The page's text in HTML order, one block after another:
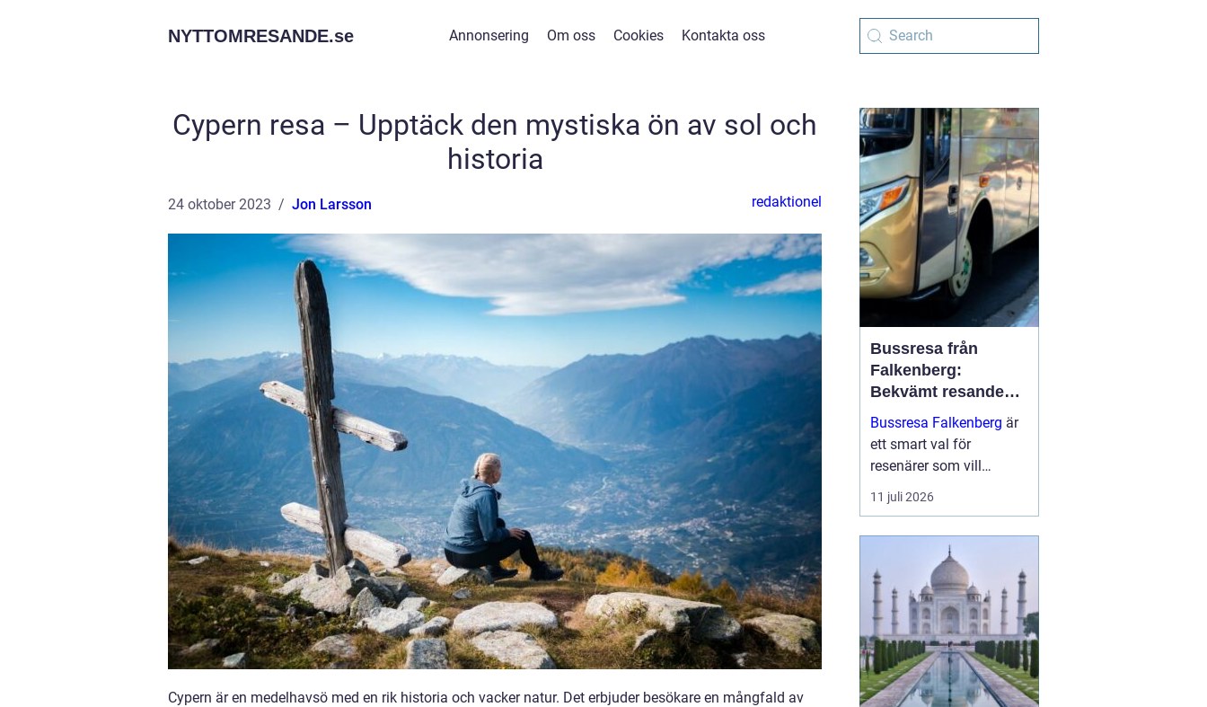
NYTTOMRESANDE.se Annonsering Om oss Cookies Kontakta oss
Cypern resa – Upptäck den mystiska ön av sol och
historia
24 oktober 2023 Jon Larsson redaktionel
Cypern är en medelhavsö med en rik historia och vacker natur. Det erbjuder besökare en mångfald av
Bussresa från
Falkenberg:
Bekvämt resande
och upplevelser
längs vägen
Bussresa Falkenberg är
ett smart val för
resenärer som vill
kombinera enkel logistik,
prisvärda lösningar och
11 juli 2026